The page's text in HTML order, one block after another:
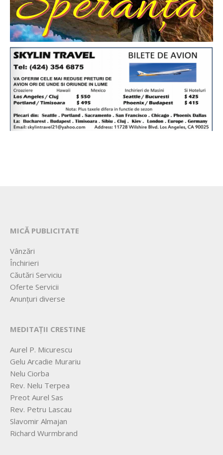
MICĂ PUBLICITATE
Vânzări
Închirieri
Căutări Serviciu
Oferte Servicii
Anunțuri diverse
MEDITAȚII CRESTINE
Aurel P. Micurescu
Gelu Arcadie Murariu
Nelu Ciorba
Rev. Nelu Terpea
Preot Aurel Sas
Rev. Petru Lascau
Slavomir Almajan
Richard Wurmbrand